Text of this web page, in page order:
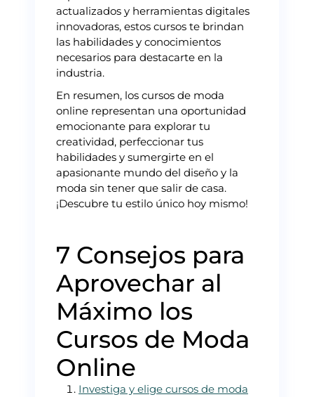
actualizados y herramientas digitales
innovadoras, estos cursos te brindan
las habilidades y conocimientos
necesarios para destacarte en la
industria.
En resumen, los cursos de moda
online representan una oportunidad
emocionante para explorar tu
creatividad, perfeccionar tus
habilidades y sumergirte en el
apasionante mundo del diseño y la
moda sin tener que salir de casa.
¡Descubre tu estilo único hoy mismo!
7 Consejos para
Aprovechar al
Máximo los
Cursos de Moda
Online
Investiga y elige cursos de moda